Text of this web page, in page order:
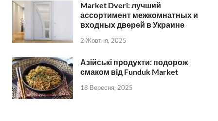
Market Dveri: лучший
ассортимент межкомнатных и
входных дверей в Украине
2 Жовтня, 2025
Азійські продукти: подорож
смаком від Funduk Market
18 Вересня, 2025